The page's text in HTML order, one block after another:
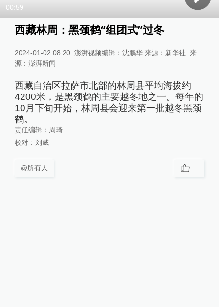
00:59
西藏林周：黑颈鹤“组团式”过冬
2024-01-02 08:20 澎湃视频编辑：沈鹏华 来源：新华社 来
源： 澎湃新闻
西藏自治区拉萨市北部的林周县平均海拔约
4200米，是黑颈鹤的主要越冬地之一。每年的
10月下旬开始，林周县会迎来第一批越冬黑颈
鹤。
责任编辑： 周琦
校对： 刘威
@所有人